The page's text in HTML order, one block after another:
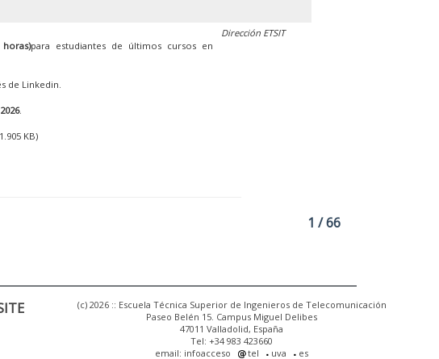
para estudiantes de últimos cursos en
de Linkedin.
.
KB)
Dirección ETSIT
1 / 66
(c) 2026 :: Escuela Técnica Superior de Ingenieros de Telecomunicación
Paseo Belén 15. Campus Miguel Delibes
47011 Valladolid, España
Tel: +34 983 423660
email: infoacceso
tel uva es